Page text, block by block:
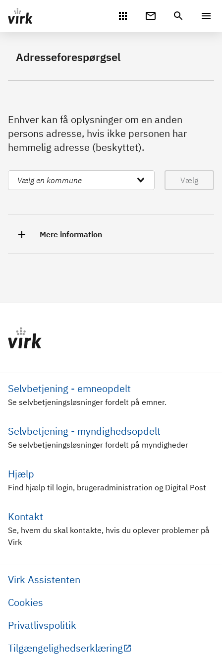
Gå direkte til indhold
Adresseforespørgsel
Enhver kan få oplysninger om en anden
persons adresse, hvis ikke personen har
hemmelig adresse (beskyttet).
Vælg
Mere information
Selvbetjening - emneopdelt
Se selvbetjeningsløsninger fordelt på emner.
Selvbetjening - myndighedsopdelt
Se selvbetjeningsløsninger fordelt på myndigheder
Hjælp
Find hjælp til login, brugeradministration og Digital Post
Kontakt
Se, hvem du skal kontakte, hvis du oplever problemer på
Virk
Virk Assistenten
Cookies
Privatlivspolitik
Tilgængelighedserklæring